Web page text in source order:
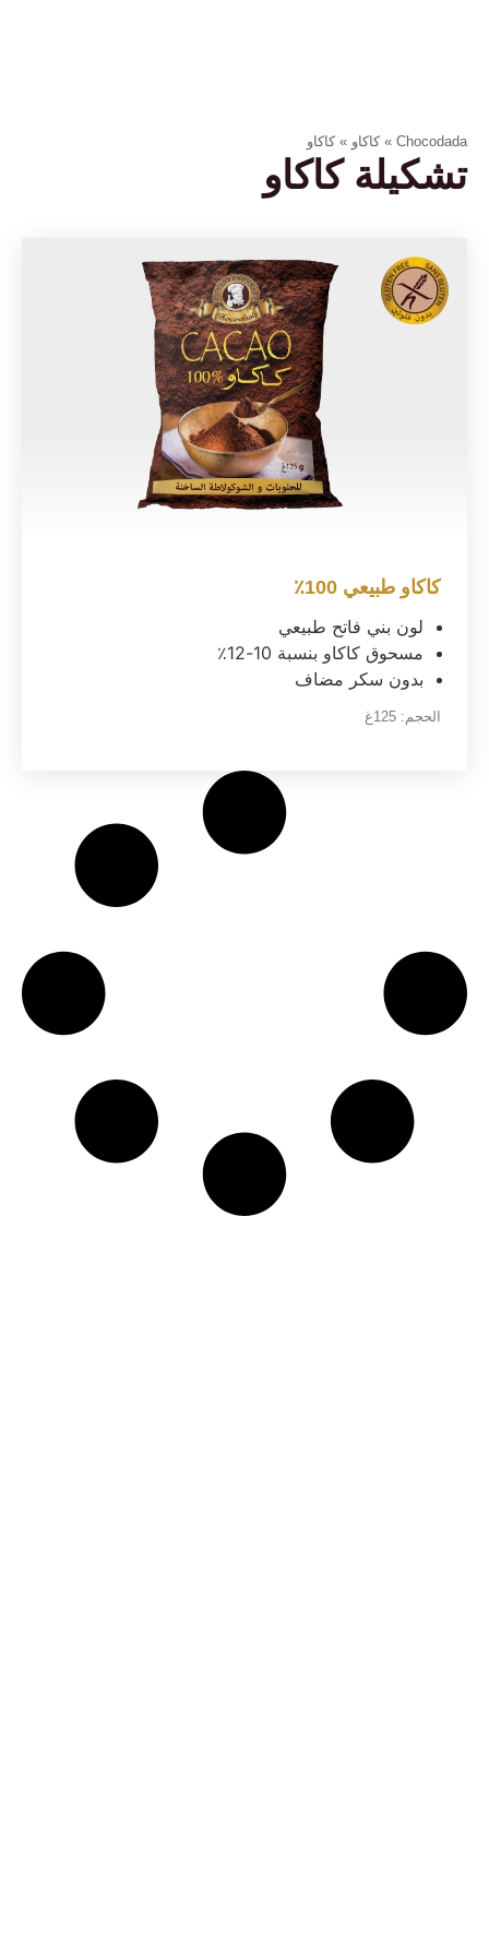
Chocodada
»كاكاو »كاكاو
تشكيلة كاكاو
كاكاو طبيعي 100٪
لون بني فاتح طبيعي
مسحوق كاكاو بنسبة 10-12٪
بدون سكر مضاف
الحجم: 125غ